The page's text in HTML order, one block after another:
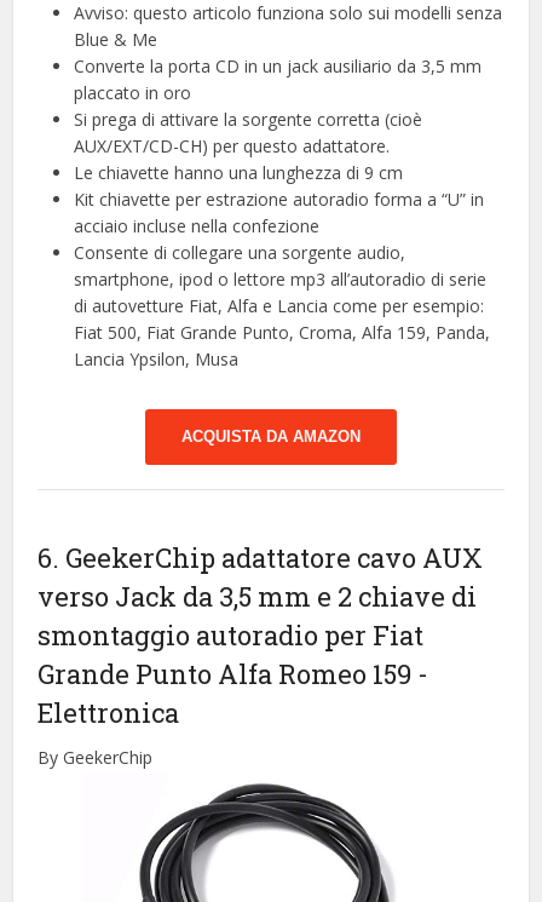
Avviso: questo articolo funziona solo sui modelli senza
Blue & Me
Converte la porta CD in un jack ausiliario da 3,5 mm
placcato in oro
Si prega di attivare la sorgente corretta (cioè
AUX/EXT/CD-CH) per questo adattatore.
Le chiavette hanno una lunghezza di 9 cm
Kit chiavette per estrazione autoradio forma a “U” in
acciaio incluse nella confezione
Consente di collegare una sorgente audio,
smartphone, ipod o lettore mp3 all’autoradio di serie
di autovetture Fiat, Alfa e Lancia come per esempio:
Fiat 500, Fiat Grande Punto, Croma, Alfa 159, Panda,
Lancia Ypsilon, Musa
ACQUISTA DA AMAZON
6. GeekerChip adattatore cavo AUX
verso Jack da 3,5 mm e 2 chiave di
smontaggio autoradio per Fiat
Grande Punto Alfa Romeo 159 -
Elettronica
By GeekerChip